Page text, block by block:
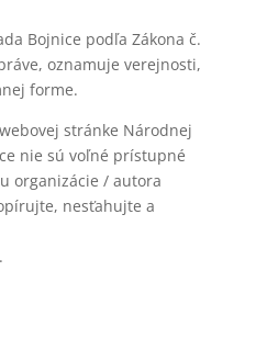
Bojnice podľa Zákona č.
oznamuje verejnosti,
forme.
stránke Národnej
nie sú voľné prístupné
organizácie / autora
nesťahujte a